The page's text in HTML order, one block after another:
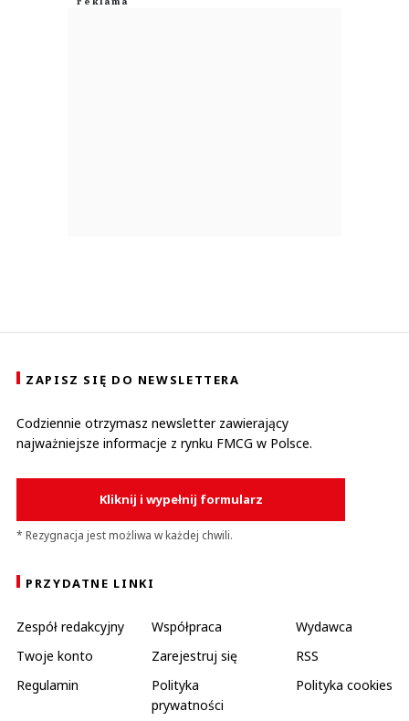
ZAPISZ SIĘ DO NEWSLETTERA
Codziennie otrzymasz newsletter zawierający
najważniejsze informacje z rynku FMCG w Polsce.
Kliknij i wypełnij formularz
* Rezygnacja jest możliwa w każdej chwili.
PRZYDATNE LINKI
Zespół redakcyjny Współpraca
Wydawca
Twoje konto
Zarejestruj się
RSS
Regulamin
Polityka
prywatności
Polityka cookies